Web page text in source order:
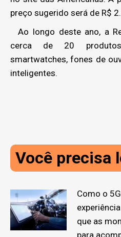
preço sugerido será de R$
Ao longo deste ano, a
cerca de 20
smartwatches, fones de
inteligentes.
Você precisa
Como o
que as
para